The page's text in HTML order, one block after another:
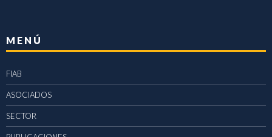
MENÚ
FIAB
ASOCIADOS
SECTOR